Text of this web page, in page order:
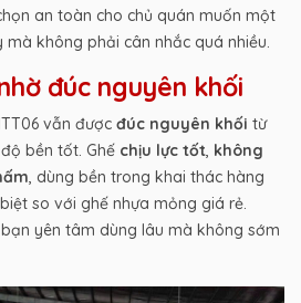
an toàn cho chủ quán muốn một
không phải cân nhắc quá nhiều.
đúc nguyên khối
vẫn được đúc nguyên khối từ
độ bền tốt. Ghế chịu lực tốt không
, dùng bền trong khai thác hàng
so với ghế nhựa mỏng giá rẻ.
yên tâm dùng lâu mà không sớm